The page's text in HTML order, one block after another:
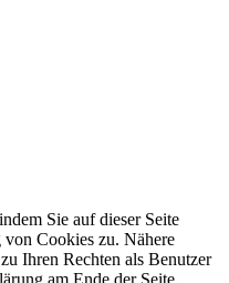
Sie auf dieser Seite
Cookies zu. Nähere
Ihren Rechten als Benutzer
am Ende der Seite.